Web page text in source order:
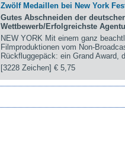
Zwölf Medaillen bei New York
Gutes Abschneiden der
Wettbewerb/Erfolgreichste
NEW YORK Mit einem ganz
Filmproduktionen vom Non-
Rückfluggepäck: ein Grand Award,
[3228 Zeichen]€ 5,75